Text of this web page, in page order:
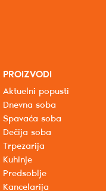
PROIZVODI
Aktuelni popusti
Dnevna soba
Spavaća soba
Dečija soba
Trpezarija
Kuhinje
Predsoblje
Kancelarija